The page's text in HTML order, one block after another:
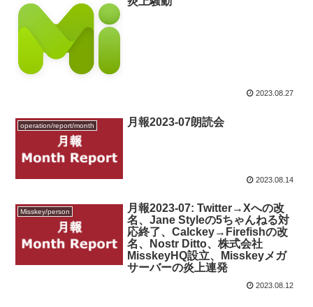
2023.08.27
operation/report/month 月報2023-07朗読会
2023.08.14
Misskey/person
月報2023-07: Twitter→Xへの改
名、Jane Styleの5ちゃんねる対
応終了、Calckey→Firefishの改
名、Nostr Ditto、株式会社
MisskeyHQ設立、Misskeyメガ
サーバーの炎上連発
2023.08.12